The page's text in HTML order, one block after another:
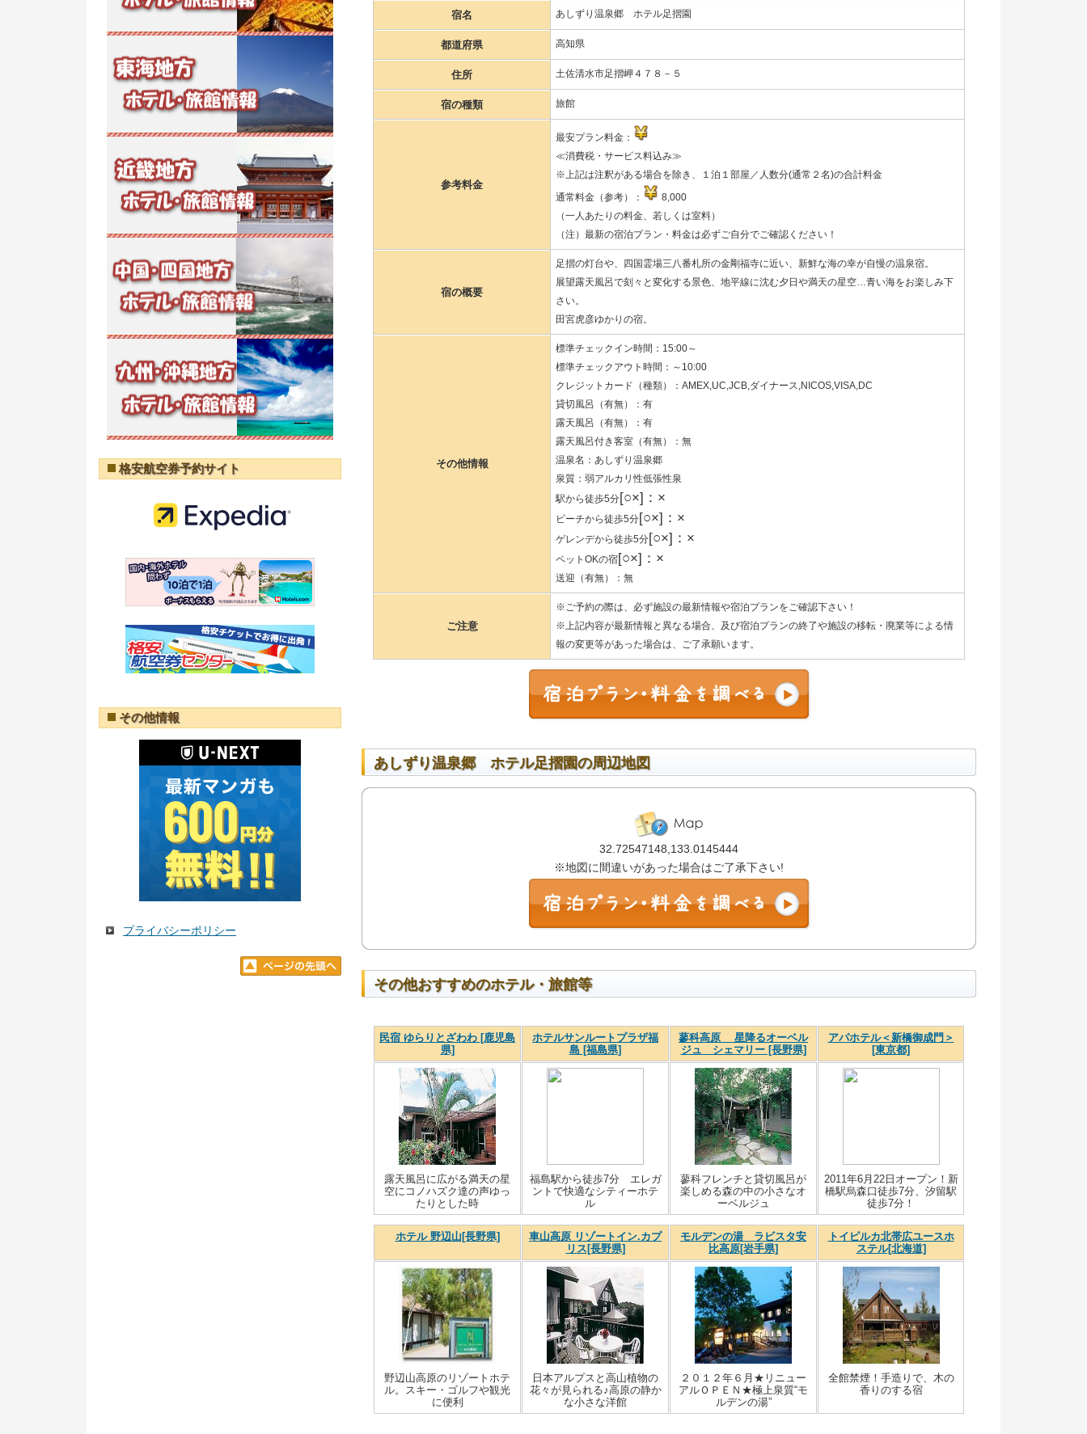
宿名 あしずり温泉郷 ホテル足摺園
都道府県 高知県
住所 土佐清水市足摺岬４７８－５
宿の種類 旅館
参考料金
最安プラン料金：
≪消費税・サービス料込み≫
※上記は注釈がある場合を除き、１泊１部屋／人数分(通常２名)の合計料金
通常料金（参考）：
8,000
（一人あたりの料金、若しくは室料）
（注）最新の宿泊プラン・料金は必ずご自分でご確認ください！
宿の概要
足摺の灯台や、四国霊場三八番札所の金剛福寺に近い、新鮮な海の幸が自慢の温泉宿。
展望露天風呂で刻々と変化する景色、地平線に沈む夕日や満天の星空…青い海をお楽しみ下
さい。
田宮虎彦ゆかりの宿。
その他情報
標準チェックイン時間：15:00～
標準チェックアウト時間：～10:00
クレジットカード（種類）：AMEX,UC,JCB,ダイナース,NICOS,VISA,DC
貸切風呂（有無）：有
露天風呂（有無）：有
露天風呂付き客室（有無）：無
温泉名：あしずり温泉郷
泉質：弱アルカリ性低張性泉
駅から徒歩5分[○×]：×
ビーチから徒歩5分[○×]：×
ゲレンデから徒歩5分[○×]：×
ペットOKの宿[○×]：×
送迎（有無）：無
ご注意
※ご予約の際は、必ず施設の最新情報や宿泊プランをご確認下さい！
※上記内容が最新情報と異なる場合、及び宿泊プランの終了や施設の移転・廃業等による情
報の変更等があった場合は、ご了承願います。
あしずり温泉郷 ホテル足摺園の周辺地図
32.72547148,133.0145444
※地図に間違いがあった場合はご了承下さい!
その他おすすめのホテル・旅館等
民宿 ゆらりとざわわ [鹿児島
県]
ホテルサンルートプラザ福
島 [福島県]
蓼科高原 星降るオーベル
ジュ シェマリー [長野県]
アパホテル＜新橋御成門＞
[東京都]
露天風呂に広がる満天の星
空にコノハズク達の声ゆっ
たりとした時
福島駅から徒歩7分 エレガ
ントで快適なシティーホテ
ル
蓼科フレンチと貸切風呂が
楽しめる森の中の小さなオ
ーベルジュ
2011年6月22日オープン！新
橋駅烏森口徒歩7分、汐留駅
徒歩7分！
ホテル 野辺山[長野県]
車山高原 リゾートイン.カプ
リス[長野県]
モルデンの湯 ラビスタ安
比高原[岩手県]
トイピルカ北帯広ユースホ
ステル[北海道]
野辺山高原のリゾートホテ
ル。スキー・ゴルフや観光
に便利
日本アルプスと高山植物の
花々が見られる♪高原の静か
な小さな洋館
２０１２年６月★リニュー
アルＯＰＥＮ★極上泉質“モ
ルデンの湯”
全館禁煙！手造りで、木の
香りのする宿
格安航空券予約サイト
その他情報
プライバシーポリシー